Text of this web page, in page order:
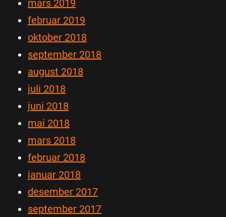
mars 2019
februar 2019
oktober 2018
september 2018
august 2018
juli 2018
juni 2018
mai 2018
mars 2018
februar 2018
januar 2018
desember 2017
september 2017